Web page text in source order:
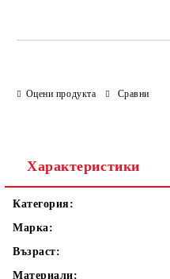
Оцени продукта Сравни
Характеристики
Категория:
Марка:
Възраст:
Материали: